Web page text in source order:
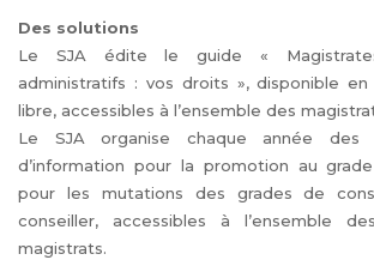
Des solutions
Le SJA édite le guide «
administratifs : vos droits », disponible
libre, accessibles à l’ensemble des
Le SJA organise chaque année des
d’information pour la promotion au
pour les mutations des grades de
conseiller, accessibles à l’ensemble
magistrats.